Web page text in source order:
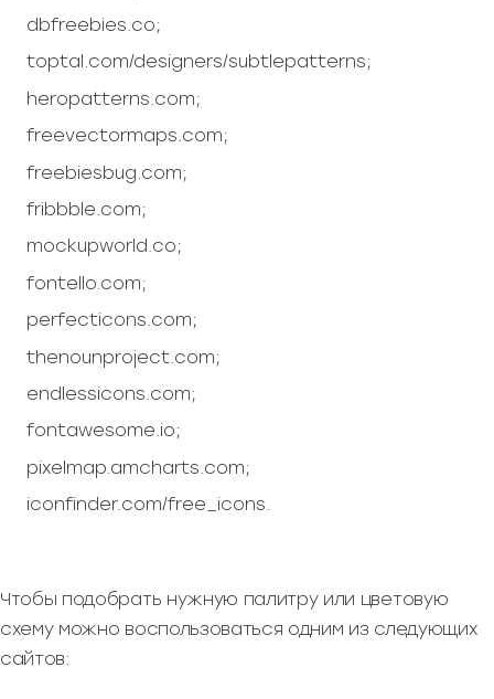
dbfreebies.co;
toptal.com/designers/subtlepatterns;
heropatterns.com;
freevectormaps.com;
freebiesbug.com;
fribbble.com;
mockupworld.co;
fontello.com;
perfecticons.com;
thenounproject.com;
endlessicons.com;
fontawesome.io;
pixelmap.amcharts.com;
iconfinder.com/free_icons.
Чтобы подобрать нужную палитру или цветовую
схему можно воспользоваться одним из следующих
сайтов: